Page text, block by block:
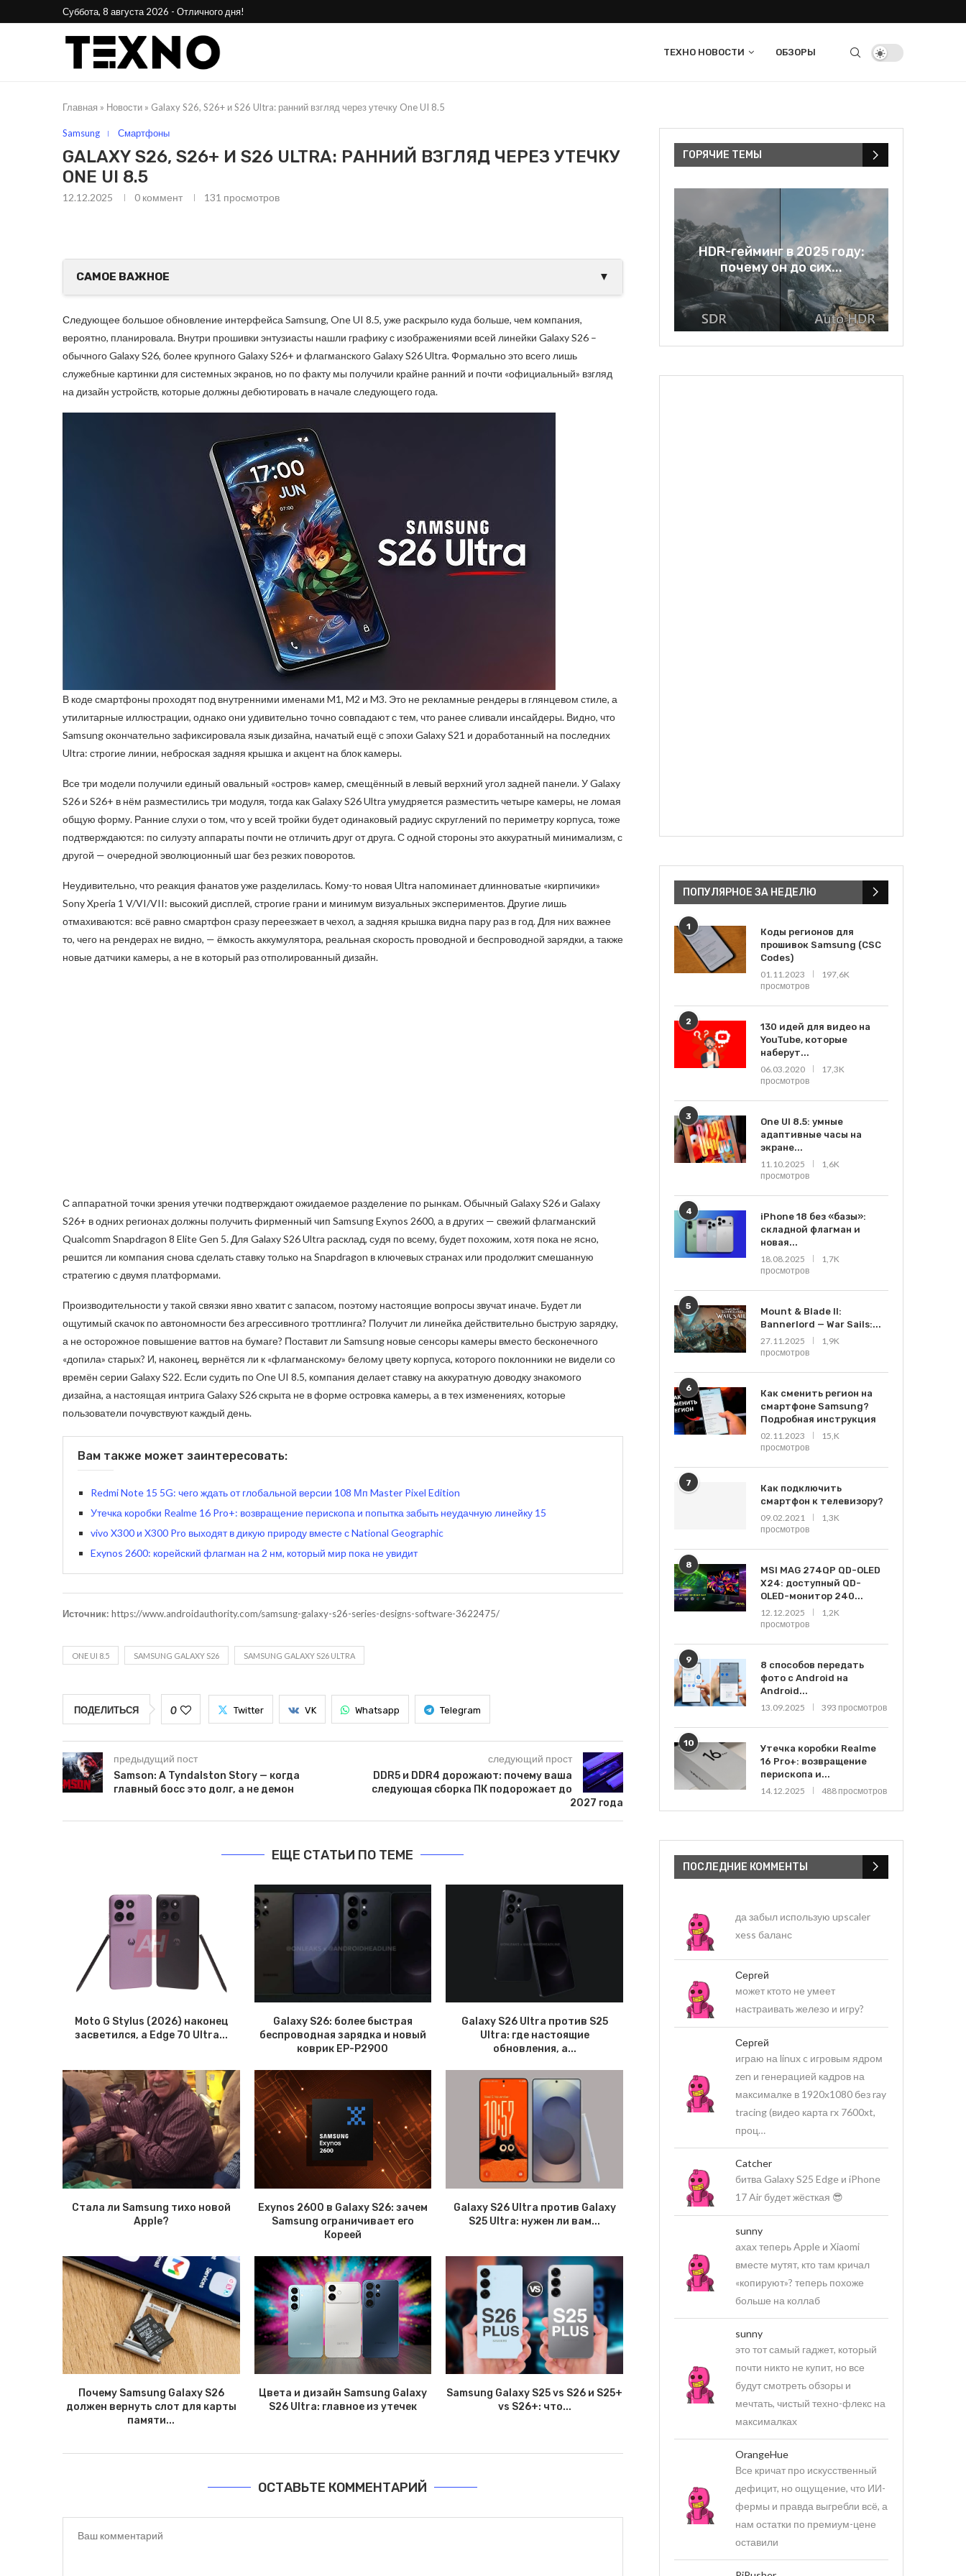
Суббота, 8 августа 2026 - Отличного дня!
ТЕХНО НОВОСТИ ОБЗОРЫ
Главная » Новости » Galaxy S26, S26+ и S26 Ultra: ранний взгляд через утечку One UI 8.5
Samsung Смартфоны
GALAXY S26, S26+ И S26 ULTRA: РАННИЙ ВЗГЛЯД ЧЕРЕЗ УТЕЧКУ
ONE UI 8.5
12.12.2025 0 коммент 131 просмотров
САМОЕ ВАЖНОЕ ▼
Следующее большое обновление интерфейса Samsung, One UI 8.5, уже раскрыло куда больше, чем компания,
вероятно, планировала. Внутри прошивки энтузиасты нашли графику с изображениями всей линейки Galaxy S26 –
обычного Galaxy S26, более крупного Galaxy S26+ и флагманского Galaxy S26 Ultra. Формально это всего лишь
служебные картинки для системных экранов, но по факту мы получили крайне ранний и почти «официальный» взгляд
на дизайн устройств, которые должны дебютировать в начале следующего года.
В коде смартфоны проходят под внутренними именами M1, M2 и M3. Это не рекламные рендеры в глянцевом стиле, а
утилитарные иллюстрации, однако они удивительно точно совпадают с тем, что ранее сливали инсайдеры. Видно, что
Samsung окончательно зафиксировала язык дизайна, начатый ещё с эпохи Galaxy S21 и доработанный на последних
Ultra: строгие линии, неброская задняя крышка и акцент на блок камеры.
Все три модели получили единый овальный «остров» камер, смещённый в левый верхний угол задней панели. У Galaxy
S26 и S26+ в нём разместились три модуля, тогда как Galaxy S26 Ultra умудряется разместить четыре камеры, не ломая
общую форму. Ранние слухи о том, что у всей тройки будет одинаковый радиус скруглений по периметру корпуса, тоже
подтверждаются: по силуэту аппараты почти не отличить друг от друга. С одной стороны это аккуратный минимализм, с
другой — очередной эволюционный шаг без резких поворотов.
Неудивительно, что реакция фанатов уже разделилась. Кому-то новая Ultra напоминает длинноватые «кирпичики»
Sony Xperia 1 V/VI/VII: высокий дисплей, строгие грани и минимум визуальных экспериментов. Другие лишь
отмахиваются: всё равно смартфон сразу переезжает в чехол, а задняя крышка видна пару раз в год. Для них важнее
то, чего на рендерах не видно, — ёмкость аккумулятора, реальная скорость проводной и беспроводной зарядки, а также
новые датчики камеры, а не в который раз отполированный дизайн.
С аппаратной точки зрения утечки подтверждают ожидаемое разделение по рынкам. Обычный Galaxy S26 и Galaxy
S26+ в одних регионах должны получить фирменный чип Samsung Exynos 2600, а в других — свежий флагманский
Qualcomm Snapdragon 8 Elite Gen 5. Для Galaxy S26 Ultra расклад, судя по всему, будет похожим, хотя пока не ясно,
решится ли компания снова сделать ставку только на Snapdragon в ключевых странах или продолжит смешанную
стратегию с двумя платформами.
Производительности у такой связки явно хватит с запасом, поэтому настоящие вопросы звучат иначе. Будет ли
ощутимый скачок по автономности без агрессивного троттлинга? Получит ли линейка действительно быструю зарядку,
а не осторожное повышение ваттов на бумаге? Поставит ли Samsung новые сенсоры камеры вместо бесконечного
«допила» старых? И, наконец, вернётся ли к «флагманскому» белому цвету корпуса, которого поклонники не видели со
времён серии Galaxy S22. Если судить по One UI 8.5, компания делает ставку на аккуратную доводку знакомого
дизайна, а настоящая интрига Galaxy S26 скрыта не в форме островка камеры, а в тех изменениях, которые
пользователи почувствуют каждый день.
Вам также может заинтересовать:
Redmi Note 15 5G: чего ждать от глобальной версии 108 Мп Master Pixel Edition
Утечка коробки Realme 16 Pro+: возвращение перископа и попытка забыть неудачную линейку 15
vivo X300 и X300 Pro выходят в дикую природу вместе с National Geographic
Exynos 2600: корейский флагман на 2 нм, который мир пока не увидит
Источник: https://www.androidauthority.com/samsung-galaxy-s26-series-designs-software-3622475/
ONE UI 8.5 SAMSUNG GALAXY S26 SAMSUNG GALAXY S26 ULTRA
ПОДЕЛИТЬСЯ 0 Twitter VK Whatsapp Telegram
предыдущий пост
Samson: A Tyndalston Story — когда
главный босс это долг, а не демон
следующий прост
DDR5 и DDR4 дорожают: почему ваша
следующая сборка ПК подорожает до
2027 года
ЕЩЕ СТАТЬИ ПО ТЕМЕ
Moto G Stylus (2026) наконец
засветился, а Edge 70 Ultra...
Galaxy S26: более быстрая
беспроводная зарядка и новый
коврик EP-P2900
Galaxy S26 Ultra против S25
Ultra: где настоящие
обновления, а...
Стала ли Samsung тихо новой
Apple?
Exynos 2600 в Galaxy S26: зачем
Samsung ограничивает его
Кореей
Galaxy S26 Ultra против Galaxy
S25 Ultra: нужен ли вам...
Почему Samsung Galaxy S26
должен вернуть слот для карты
памяти...
Цвета и дизайн Samsung Galaxy
S26 Ultra: главное из утечек
Samsung Galaxy S25 vs S26 и S25+
vs S26+: что...
ОСТАВЬТЕ КОММЕНТАРИЙ
ГОРЯЧИЕ ТЕМЫ
HDR-гейминг в 2025 году:
почему он до сих...
ПОПУЛЯРНОЕ ЗА НЕДЕЛЮ
1
Коды регионов для
прошивок Samsung (CSC
Codes)
01.11.2023
197,6K
просмотров
2
130 идей для видео на
YouTube, которые
наберут...
06.03.2020
17,3K
просмотров
3
One UI 8.5: умные
адаптивные часы на
экране...
11.10.2025
1,6K
просмотров
4
iPhone 18 без «базы»:
складной флагман и
новая...
18.08.2025
1,7K
просмотров
5
Mount & Blade II:
Bannerlord — War Sails:...
27.11.2025
1,9K
просмотров
6
Как сменить регион на
смартфоне Samsung?
Подробная инструкция
02.11.2023
15,K
просмотров
7
Как подключить
смартфон к телевизору?
09.02.2021
1,3K
просмотров
8
MSI MAG 274QP QD-OLED
X24: доступный QD-
OLED-монитор 240...
12.12.2025
1,2K
просмотров
9
8 способов передать
фото с Android на
Android...
13.09.2025
393 просмотров
10
Утечка коробки Realme
16 Pro+: возвращение
перископа и...
14.12.2025
488 просмотров
ПОСЛЕДНИЕ КОММЕНТЫ
да забыл использую upscaler
xess баланс
Сергей
может ктото не умеет
настраивать железо и игру?
Сергей
играю на linux c игровым ядром
zen и генерацией кадров на
максималке в 1920х1080 без ray
tracing (видео карта rx 7600xt,
проц…
Catcher
битва Galaxy S25 Edge и iPhone
17 Air будет жёсткая 😎
sunny
ахах теперь Apple и Xiaomi
вместе мутят, кто там кричал
«копируют»? теперь похоже
больше на коллаб
sunny
это тот самый гаджет, который
почти никто не купит, но все
будут смотреть обзоры и
мечтать, чистый техно-флекс на
максималках
OrangeHue
Все кричат про искусственный
дефицит, но ощущение, что ИИ-
фермы и правда выгребли всё, а
нам остатки по премиум-цене
оставили